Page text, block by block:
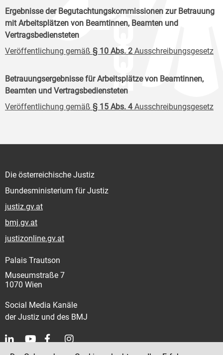
Ergebnisse der Begutachtungskommissionen zur Betrauung
mit Arbeitsplätzen von Beamtinnen, Beamten und
Vertragsbediensteten
Veröffentlichung gemäß § 10 Abs. 2 Ausschreibungsgesetz
Betrauungsergebnisse für Arbeitsplätze von Beamtinnen,
Beamten und Vertragsbediensteten
Veröffentlichung gemäß § 15 Abs. 4Ausschreibungsgesetz
Die österreichische Justiz
Bundesministerium für Justiz
justiz.gv.at
bmj.gv.at
justizonline.gv.at
Palais Trautson
Museumstraße 7
1070 Wien
Social Media Kanäle
der Justiz und des BMJ